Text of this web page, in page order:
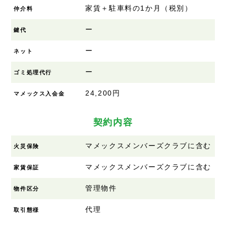
仲介料 家賃＋駐車料の1か月（税別）
鍵代 ー
ネット ー
ゴミ処理代行 ー
マメックス入会金 24,200円
契約内容
火災保険 マメックスメンバーズクラブに含む
家賃保証 マメックスメンバーズクラブに含む
物件区分 管理物件
取引態様 代理